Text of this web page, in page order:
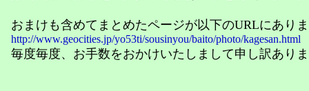
おまけも含めてまとめたページが以下のURLにあり
http://www.geocities.jp/yo53ti/sousinyou/baito/photo/kagesan.html
毎度毎度、お手数をおかけいたしまして申し訳あり